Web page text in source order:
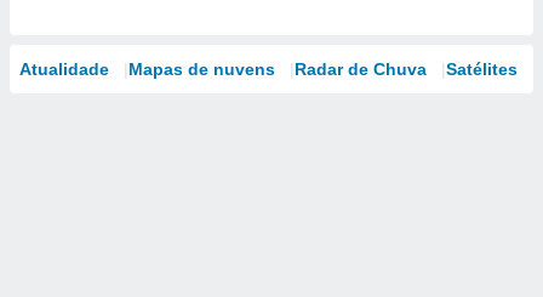
Atualidade Mapas de nuvens Radar de Chuva Satélites